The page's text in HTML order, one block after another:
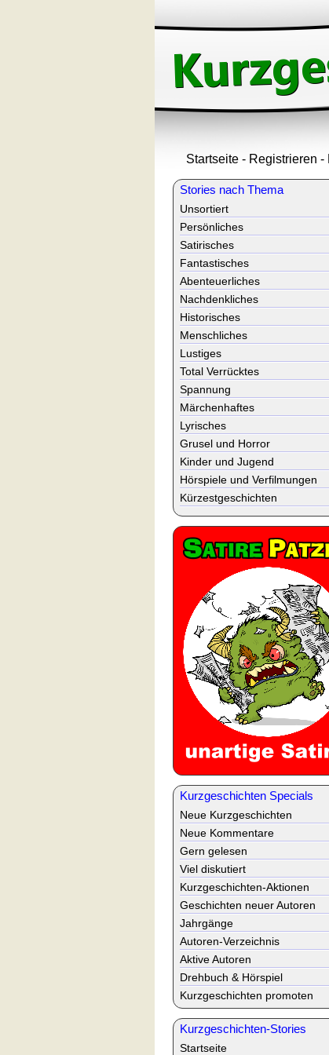
Startseite - Registrieren -
Stories nach Thema
Unsortiert
Persönliches
Satirisches
Fantastisches
Abenteuerliches
Nachdenkliches
Historisches
Menschliches
Lustiges
Total Verrücktes
Spannung
Märchenhaftes
Lyrisches
Grusel und Horror
Kinder und Jugend
Hörspiele und Verfilmungen
Kürzestgeschichten
Kurzgeschichten Specials
Neue Kurzgeschichten
Neue Kommentare
Gern gelesen
Viel diskutiert
Kurzgeschichten-Aktionen
Geschichten neuer Autoren
Jahrgänge
Autoren-Verzeichnis
Aktive Autoren
Drehbuch & Hörspiel
Kurzgeschichten promoten
Kurzgeschichten-Stories
Startseite